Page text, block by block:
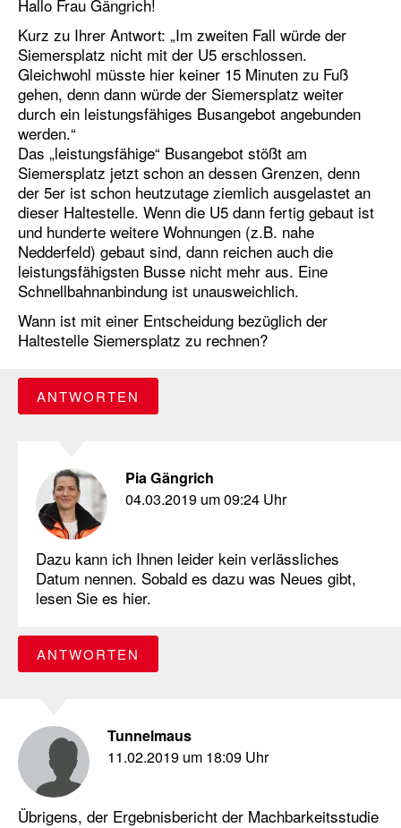
Hallo Frau Gängrich!
Kurz zu Ihrer Antwort: „Im zweiten Fall würde der
Siemersplatz nicht mit der U5 erschlossen.
Gleichwohl müsste hier keiner 15 Minuten zu Fuß
gehen, denn dann würde der Siemersplatz weiter
durch ein leistungsfähiges Busangebot angebunden
werden.“
Das „leistungsfähige“ Busangebot stößt am
Siemersplatz jetzt schon an dessen Grenzen, denn
der 5er ist schon heutzutage ziemlich ausgelastet an
dieser Haltestelle. Wenn die U5 dann fertig gebaut ist
und hunderte weitere Wohnungen (z.B. nahe
Nedderfeld) gebaut sind, dann reichen auch die
leistungsfähigsten Busse nicht mehr aus. Eine
Schnellbahnanbindung ist unausweichlich.
Wann ist mit einer Entscheidung bezüglich der
Haltestelle Siemersplatz zu rechnen?
ANTWORTEN
Pia Gängrich
04.03.2019 um 09:24 Uhr
Dazu kann ich Ihnen leider kein verlässliches
Datum nennen. Sobald es dazu was Neues gibt,
lesen Sie es hier.
ANTWORTEN
Tunnelmaus
11.02.2019 um 18:09 Uhr
Übrigens, der Ergebnisbericht der Machbarkeitsstudie